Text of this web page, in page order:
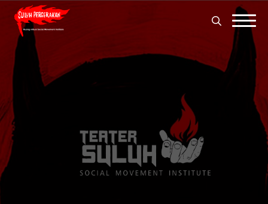
Search
for: